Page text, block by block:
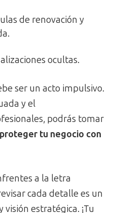
de renovación y
ocultas.
ser un acto impulsivo.
y el
podrás tomar
proteger tu negocio con
a la letra
cada detalle es un
estratégica. ¡Tu